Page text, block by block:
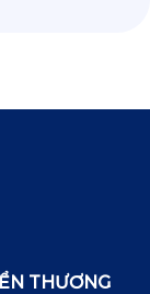
THƯƠNG